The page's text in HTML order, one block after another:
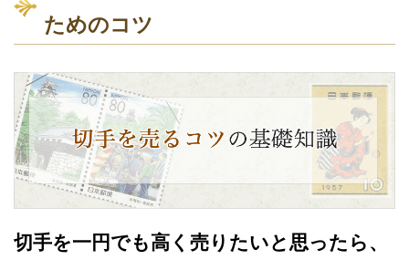
ためのコツ
切手を一円でも高く売りたいと思ったら、